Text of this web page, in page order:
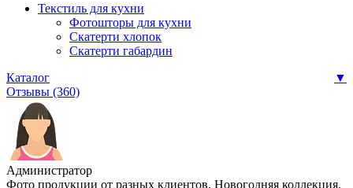
Текстиль для кухни
Фотошторы для кухни
Скатерти хлопок
Скатерти габардин
Каталог
▼
Отзывы (360)
Администратор
Фото продукции от разных клиентов. Новогодняя коллекция.